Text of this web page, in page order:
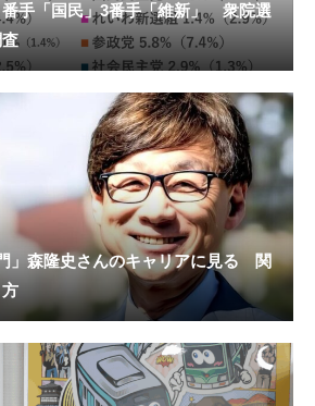
手「国民」3番手「維新」 衆院選
」森隆史さんのキャリアに見る 関